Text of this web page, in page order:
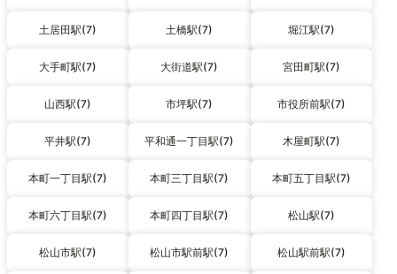
土居田駅(7) 土橋駅(7) 堀江駅(7)
大手町駅(7) 大街道駅(7) 宮田町駅(7)
山西駅(7) 市坪駅(7) 市役所前駅(7)
平井駅(7) 平和通一丁目駅(7) 木屋町駅(7)
本町一丁目駅(7) 本町三丁目駅(7) 本町五丁目駅(7)
本町六丁目駅(7) 本町四丁目駅(7) 松山駅(7)
松山市駅(7) 松山市駅前駅(7) 松山駅前駅(7)